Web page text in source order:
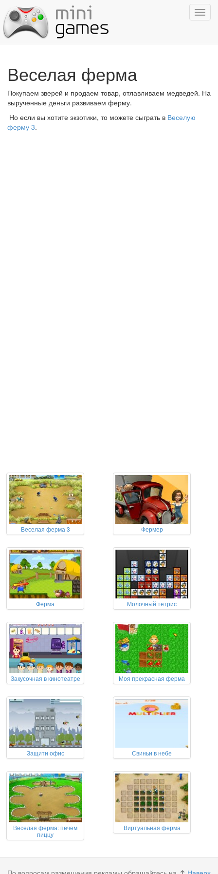
Веселая ферма
Покупаем зверей и продаем товар, отлавливаем медведей. На
вырученные деньги развиваем ферму.
Но если вы хотите экзотики, то можете сыграть в Веселую
ферму 3.
Веселая ферма 3 Фермер
Ферма Молочный тетрис
Закусочная в кинотеатре Моя прекрасная ферма
Защити офис Свиньи в небе
Веселая ферма: печем
пиццу
Виртуальная ферма